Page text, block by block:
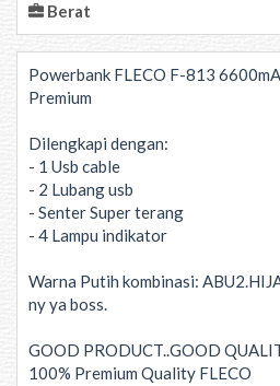
Berat
Powerbank FLECO F-813
Premium
Dilengkapi dengan:
- 1 Usb cable
- 2 Lubang usb
- Senter Super terang
- 4 Lampu indikator
Warna Putih kombinasi:
ny ya boss.
GOOD PRODUCT..GOOD
100% Premium Quality FLECO